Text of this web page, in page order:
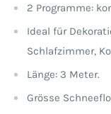
2 Programme:
Ideal für
Schlafzimmer,
Länge: 3 Meter.
Grösse